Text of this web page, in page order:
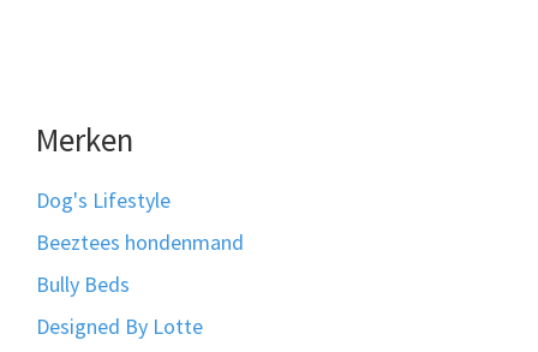
Merken
Dog's Lifestyle
Beeztees hondenmand
Bully Beds
Designed By Lotte